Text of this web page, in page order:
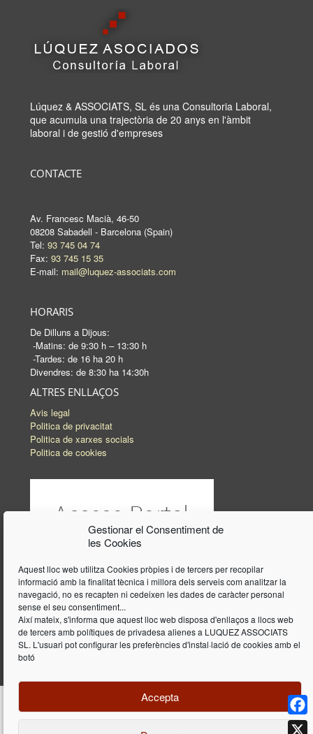
Gestionar el Consentiment de
les Cookies
Aquest lloc web utilitza Cookies pròpies i de tercers per recopilar
informació amb la finalitat tècnica i millora dels serveis com analitzar la
navegació, no es recapten ni cedeixen les dades de caràcter personal
sense el seu consentiment...
Així mateix, s'informa que aquest lloc web disposa d'enllaços a llocs web
de tercers amb polítiques de privadesa alienes a LUQUEZ ASSOCIATS
SL. L'usuari pot configurar les preferències d'instal·lació de cookies amb el
botó
Accepta
Lúquez & ASSOCIATS, SL és una Consultoria Laboral,
que acumula una trajectòria de 20 anys en l'àmbit
laboral i de gestió d'empreses
CONTACTE
Av. Francesc Macià, 46-50
08208 Sabadell - Barcelona (Spain)
Tel: 93 745 04 74
Fax: 93 745 15 35
E-mail: mail@luquez-associats.com
HORARIS
De Dilluns a Dijous:
-Matins: de 9:30 h – 13:30 h
-Tardes: de 16 ha 20 h
Divendres: de 8:30 ha 14:30h
ALTRES ENLLAÇOS
Avis legal
Politica de privacitat
Politica de xarxes socials
Politica de cookies